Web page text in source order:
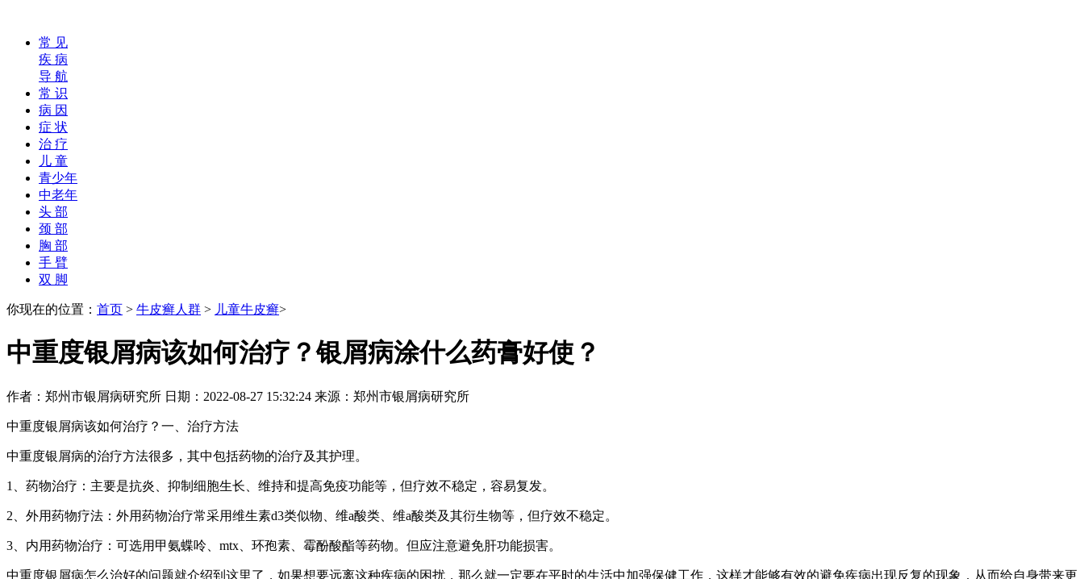
常 见
疾 病
导 航
常 识
病 因
症 状
治 疗
儿 童
青少年
中老年
头 部
颈 部
胸 部
手 臂
双 脚
你现在的位置： 首页 > 牛皮癣人群 > 儿童牛皮癣>
中重度银屑病该如何治疗？银屑病涂什么药膏好使？
作者：郑州市银屑病研究所 日期：2022-08-27 15:32:24 来源：郑州市银屑病研究所
中重度银屑病该如何治疗？一、治疗方法
中重度银屑病的治疗方法很多，其中包括药物的治疗及其护理。
1、药物治疗：主要是抗炎、抑制细胞生长、维持和提高免疫功能等，但疗效不稳定，容易复发。
2、外用药物疗法：外用药物治疗常采用维生素d3类似物、维a酸类、维a酸类及其衍生物等，但疗效不稳定。
3、内用药物治疗：可选用甲氨蝶呤、mtx、环孢素、霉酚酸酯等药物。但应注意避免肝功能损害。
中重度银屑病怎么治好的问题就介绍到这里了，如果想要远离这种疾病的困扰，那么就一定要在平时的生活中加强保健工作，这样才能够有效的避免疾病出现反复的现象，从而给自身带来更